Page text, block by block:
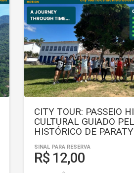
CITY TOUR: PASSEIO
CULTURAL GUIADO
HISTÓRICO DE PARATY
SINAL PARA RESERVA
R$ 12,00